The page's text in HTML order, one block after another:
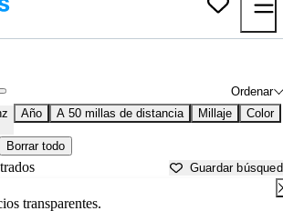
Ordenar
Año A 50 millas de distancia Millaje Color
Borrar todo
Guardar
transparentes.